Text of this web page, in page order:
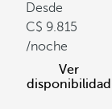
Desde
9.815
/noche
Ver
disponibilidad